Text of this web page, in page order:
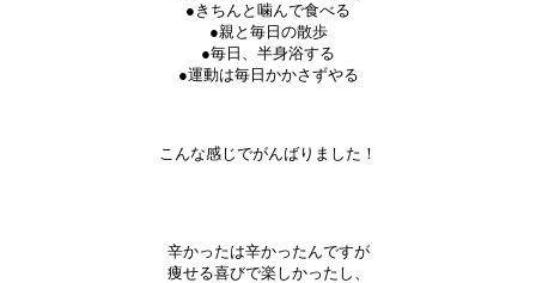
●きちんと噛んで食べる
●親と毎日の散歩
●毎日、半身浴する
●運動は毎日かかさずやる
こんな感じでがんばりました！
辛かったは辛かったんですが
痩せる喜びで楽しかったし、